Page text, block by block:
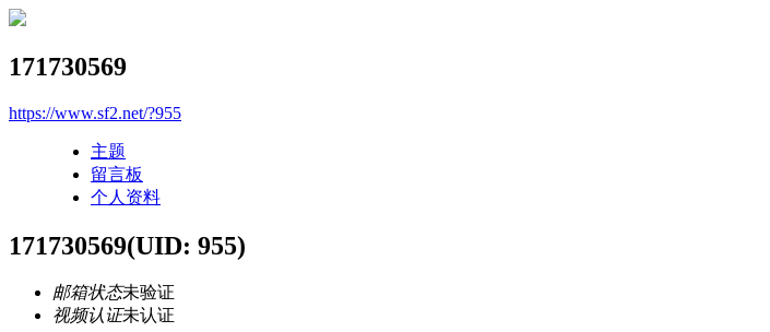
171730569
https://www.sf2.net/?955
主题
留言板
个人资料
171730569(UID: 955)
邮箱状态未验证
视频认证未认证